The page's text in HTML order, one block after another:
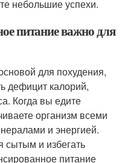
небольшие успехи.
питание важно для
для похудения,
дефицит калорий,
Когда вы едите
организм всеми
и энергией.
сытым и избегать
питание